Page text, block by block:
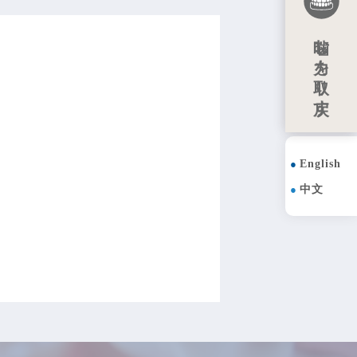
噛む力を取り戻す
English
中文